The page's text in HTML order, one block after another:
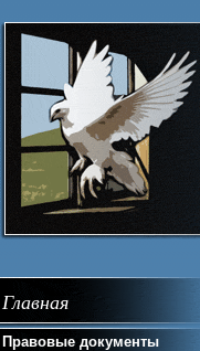
Главная
Правовые документы